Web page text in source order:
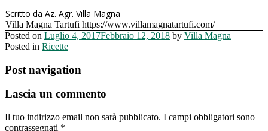
Scritto da Az. Agr. Villa Magna
Villa Magna Tartufi https://www.villamagnatartufi.com/
Posted on Luglio 4, 2017Febbraio 12, 2018 by Villa Magna
Posted in Ricette
Post navigation
Lascia un commento
Il tuo indirizzo email non sarà pubblicato. I campi obbligatori sono
contrassegnati *